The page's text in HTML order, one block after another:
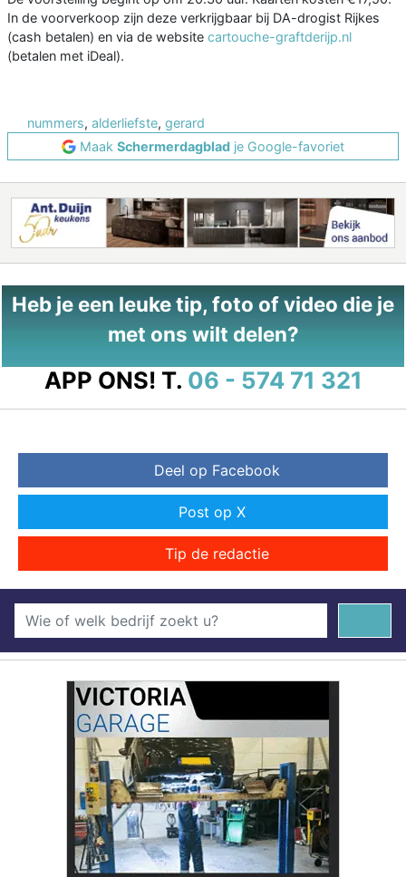
In de voorverkoop zijn deze verkrijgbaar bij DA-drogist Rijkes
(cash betalen) en via de website cartouche-graftderijp.nl
(betalen met iDeal).
nummers, alderliefste, gerard
Maak Schermerdagblad je Google-favoriet
Heb je een leuke tip, foto of video die je
met ons wilt delen?
APP ONS! T. 06 - 574 71 321
Deel op Facebook
Post op X
Tip de redactie